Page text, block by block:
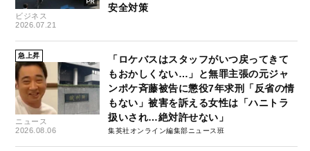
ビジネス
2026.07.21
安全対策
急上昇
ニュース
2026.08.06
「ロケバスはスタッフがいつ戻ってきて
もおかしくない…」と無罪主張の元ジャ
ンポケ斉藤被告に懲役7年求刑「反省の情
もない」被害を訴える女性は「ハニトラ
扱いされ…絶対許せない」
集英社オンライン編集部ニュース班